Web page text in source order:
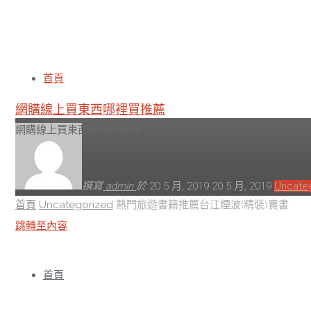
首頁
網購線上買東西哪裡買推薦
網購線上買東西哪裡買推薦
跳轉至內容
首頁
熱門旅遊書籍推薦台江煙
撰寫 admin 於 20 5 月, 2019 20 5 月, 2019
首頁 Uncategorized 熱門旅遊書籍推薦台江煙波(精裝)賣書